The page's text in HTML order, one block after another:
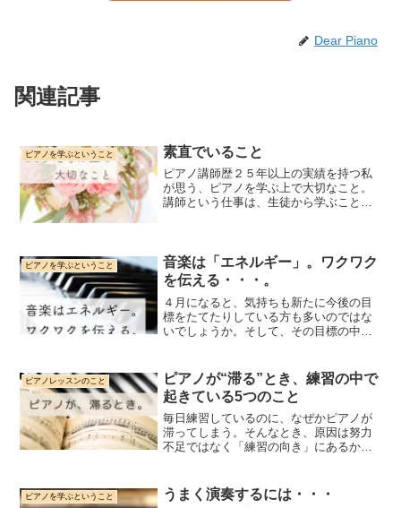
Dear Piano
関連記事
ピアノを学ぶということ 素直でいること
ピアノ講師歴２５年以上の実績を持つ私
が思う、ピアノを学ぶ上で大切なこと。
講師という仕事は、生徒から学ぶことが
す。講師のアドバイスどお...
ピアノを学ぶということ
音楽は「エネルギー」。ワクワク
を伝える・・・。
４月になると、気持ちも新たに今後の目
標をたてたりしている方も多いのではな
いでしょうか。そして、その目標の中に
てきます。私の仕事は、生徒さんがいて
成り立つので、ご縁をいただ...
ピアノレッスンのこと
ピアノが“滞る”とき、練習の中で
起きている5つのこと
毎日練習しているのに、なぜかピアノが
滞ってしまう。そんなとき、原因は努力
不足ではなく「練習の向き」にあるかも
きます。
ピアノを学ぶということ うまく演奏するには・・・